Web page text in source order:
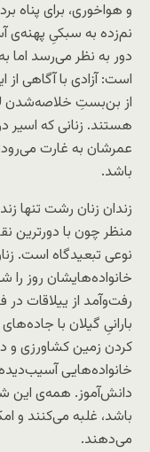
و هواخوری، برای
نم‌زده به سبکیِ پهنه‌ی
دور به نظر می‌رسد
است: آزادی با آگاهی از
از بن‌بستِ خلاصهشدن
هستند. زنانی که اسیر
عمرشان به غارت
باشد.
زندان زنان رشت تنها
نوعی تبعیدگاه است.
خانواده‌هایشان روز
رفت‌وآمد از ییلاقات
بارانیِ گیلان با
کردن زمین کشاورزی و
خانواده‌هایی آسیب‌دیده
دانش‌آموز. همه‌ی این
باشد، غلبه می‌کنند و
می‌دهند.